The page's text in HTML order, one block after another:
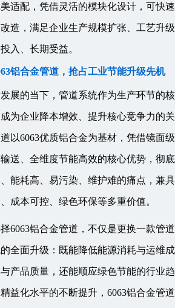
适配，凭借灵活的模块化设计，可快速
造，满足企业生产规模扩张、工艺升级
入、长期受益。
铝合金管道，抢占工业节能升级先机
展的当下，管道系统作为生产环节的核
为企业降本增效、提升核心竞争力的关
以6063优质铝合金为基材，凭借镜面级
送、全维度节能高效的核心优势，彻底
能耗高、易污染、维护难的痛点，兼具
成本可控、绿色环保等多重价值。
6063铝合金管道，不仅是更换一款管道
全面升级：既能降低能源消耗与运维成
产品质量，还能顺应绿色节能的行业趋
益化水平的不断提升，6063铝合金管道